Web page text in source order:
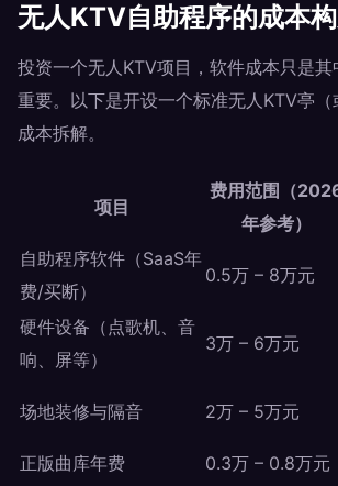
无人KTV自助程序的成本
投资一个无人KTV项目，软件成本只是
重要。以下是开设一个标准无人KTV亭
成本拆解。
项目
费用范围（
年参考）
自助程序软件（SaaS年
费/买断）
0.5万 – 8万元
硬件设备（点歌机、音
响、屏等）
3万 – 6万元
场地装修与隔音 2万 – 5万元
正版曲库年费
0.3万 – 0.8万元